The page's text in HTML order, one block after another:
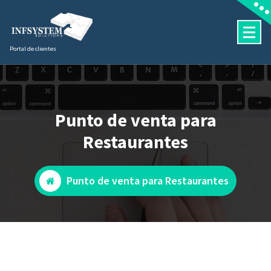
contenido
Portal de clientes
Punto de venta para
Restaurantes
Punto de venta para Restaurantes